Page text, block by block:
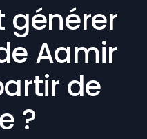
générer
Aamir
de
?